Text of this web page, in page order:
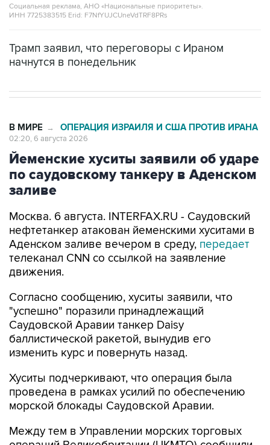
Социальная реклама, АНО «Национальные приоритеты».
ИНН 7725383515 Erid: F7NfYUJCUneVdTRF8PRs
Трамп заявил, что переговоры с Ираном
начнутся в понедельник
В МИРЕ → ОПЕРАЦИЯ ИЗРАИЛЯ И США ПРОТИВ ИРАНА
02:20, 6 августа 2026
Йеменские хуситы заявили об ударе
по саудовскому танкеру в Аденском
заливе
Москва. 6 августа. INTERFAX.RU - Саудовский
нефтетанкер атакован йеменскими хуситами в
Аденском заливе вечером в среду, передает
телеканал CNN со ссылкой на заявление
движения.
Согласно сообщению, хуситы заявили, что
"успешно" поразили принадлежащий
Саудовской Аравии танкер Daisy
баллистической ракетой, вынудив его
изменить курс и повернуть назад.
Хуситы подчеркивают, что операция была
проведена в рамках усилий по обеспечению
морской блокады Саудовской Аравии.
Между тем в Управлении морских торговых